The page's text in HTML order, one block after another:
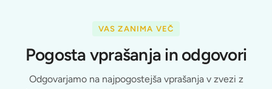
VAS ZANIMA VEČ
Pogosta vprašanja in odgovori
Odgovarjamo na najpogostejša vprašanja v zvezi z